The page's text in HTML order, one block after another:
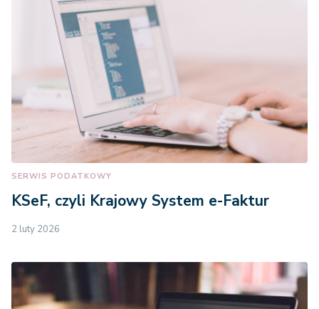
SERWIS PODATKOWY
KSeF, czyli Krajowy System e-Faktur
2 luty 2026